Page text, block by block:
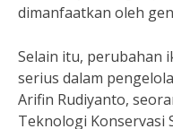
dimanfaatkan oleh
Selain itu, perubahan
serius dalam
Arifin Rudiyanto,
Teknologi Konservasi